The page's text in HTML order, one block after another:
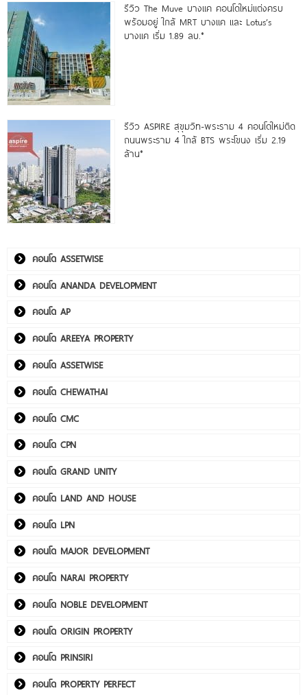
รีวิว The Muve บางแค คอนโดใหม่แต่งครบ
พร้อมอยู่ ใกล้ MRT บางแค และ Lotus’s
บางแค เริ่ม 1.89 ลบ.*
รีวิว ASPIRE สุขุมวิท-พระราม 4 คอนโดใหม่ติด
ถนนพระราม 4 ใกล้ BTS พระโขนง เริ่ม 2.19
ล้าน*
คอนโด ASSETWISE
คอนโด ANANDA DEVELOPMENT
คอนโด AP
คอนโด AREEYA PROPERTY
คอนโด ASSETWISE
คอนโด CHEWATHAI
คอนโด CMC
คอนโด CPN
คอนโด GRAND UNITY
คอนโด LAND AND HOUSE
คอนโด LPN
คอนโด MAJOR DEVELOPMENT
คอนโด NARAI PROPERTY
คอนโด NOBLE DEVELOPMENT
คอนโด ORIGIN PROPERTY
คอนโด PRINSIRI
คอนโด PROPERTY PERFECT